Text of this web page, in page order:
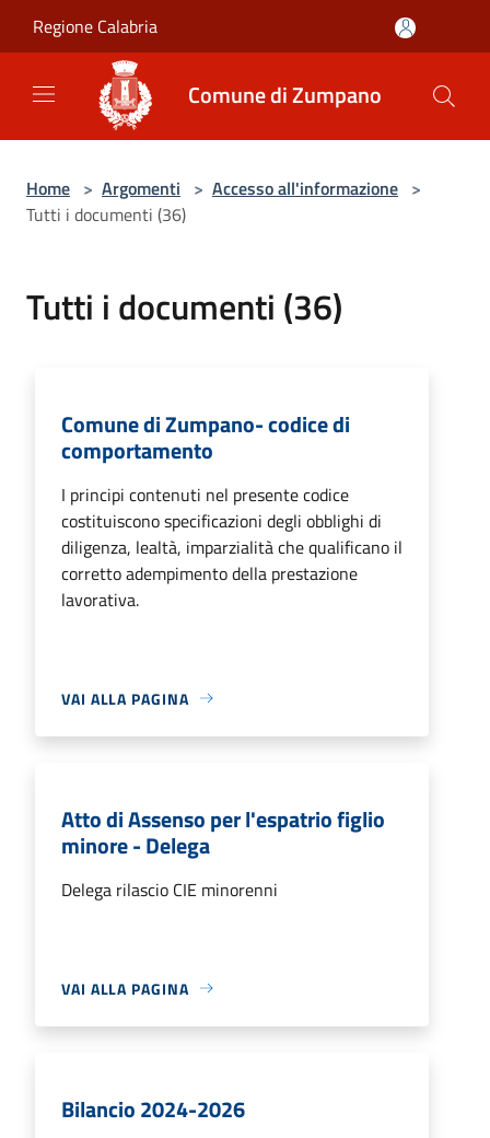
Regione Calabria
Comune di Zumpano
Home > Argomenti > Accesso all'informazione >
Tutti i documenti (36)
Tutti i documenti (36)
Comune di Zumpano- codice di
comportamento
I principi contenuti nel presente codice
costituiscono specificazioni degli obblighi di
diligenza, lealtà, imparzialità che qualificano il
corretto adempimento della prestazione
lavorativa.
VAI ALLA PAGINA
Atto di Assenso per l'espatrio figlio
minore - Delega
Delega rilascio CIE minorenni
VAI ALLA PAGINA
Bilancio 2024-2026